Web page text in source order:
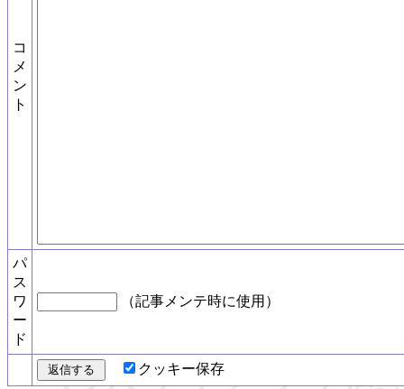
コ
メ
ン
ト
パ
ス
ワ
ー
ド
（記事メンテ時に使用）
クッキー保存